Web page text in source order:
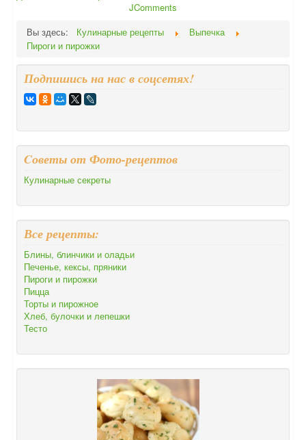
JComments
Вы здесь:
Кулинарные рецепты
Выпечка
Пироги и пирожки
Подпишись на нас в соцсетях!
Cоветы от Фото-рецептов
Кулинарные секреты
Все рецепты:
Блины, блинчики и оладьи
Печенье, кексы, пряники
Пироги и пирожки
Пицца
Торты и пирожное
Хлеб, булочки и лепешки
Тесто